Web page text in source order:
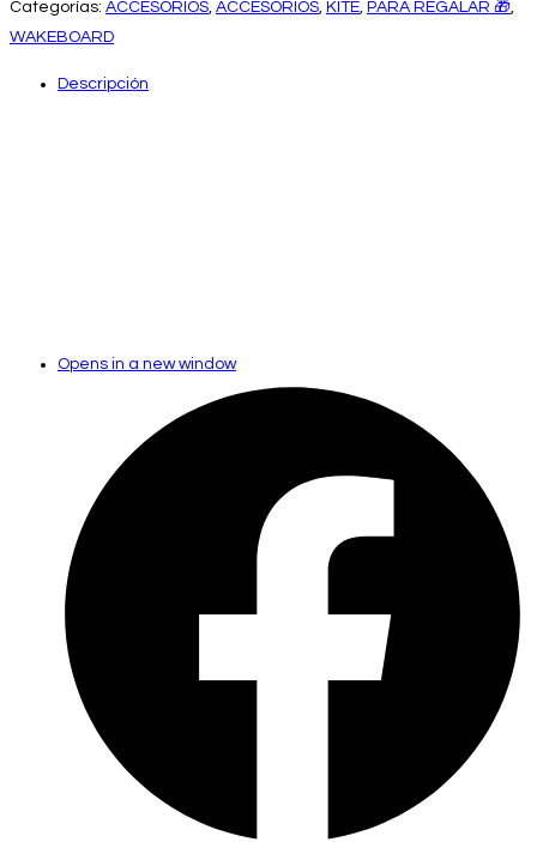
Categorías: ACCESORIOS, ACCESORIOS, KITE, PARA REGALAR 🎁,
WAKEBOARD
Descripción
Opens in a new window